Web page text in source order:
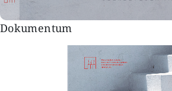
Dokumentum